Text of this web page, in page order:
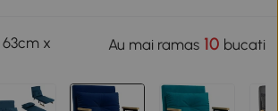
x
Au mai ramas10 bucati